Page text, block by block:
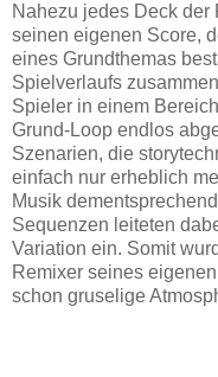
Nahezu jedes Deck
seinen eigenen Score,
eines Grundthemas
Spielverlaufs
Spieler in einem
Grund-Loop endlos
Szenarien, die
einfach nur erheblich
Musik
Sequenzen leiteten
Variation ein. Somit
Remixer seines
schon gruselige